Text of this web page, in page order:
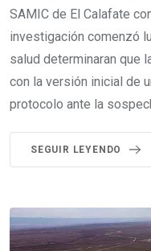
SAMIC de El Calafate
investigación comenzó
salud determinaran que
con la versión inicial de
protocolo ante la
SEGUIR LEYENDO